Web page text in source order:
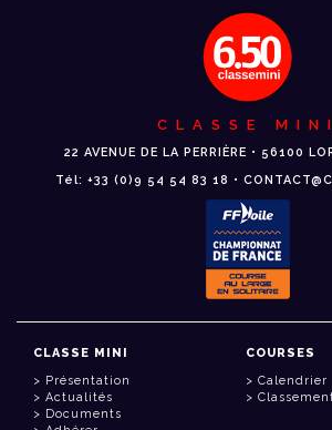
CLASSE MINI
22 AVENUE DE LA PERRIÈRE • 56100
Tél: +33 (0)9 54 54 83 18 •
CLASSE MINI
Présentation
Actualités
Documents
COURSES
Calendrier